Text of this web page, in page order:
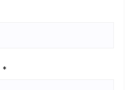
*